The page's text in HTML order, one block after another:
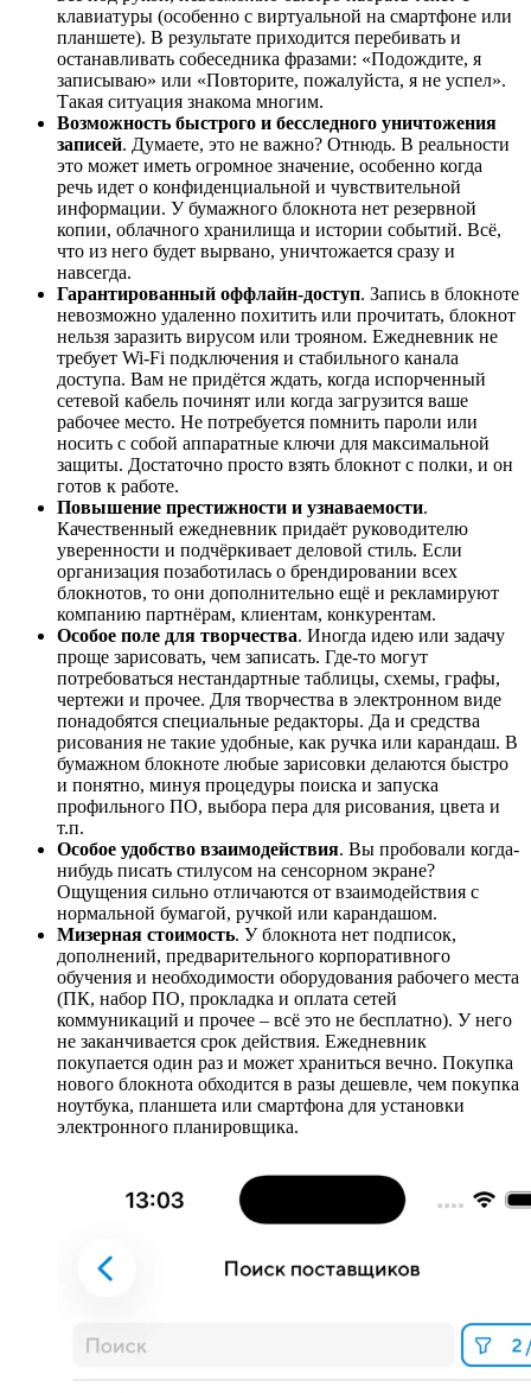
клавиатуры (особенно с виртуальной на смартфоне или
планшете). В результате приходится перебивать и
останавливать собеседника фразами: «Подождите, я
записываю» или «Повторите, пожалуйста, я не успел».
Такая ситуация знакома многим.
Возможность быстрого и бесследного уничтожения
записей. Думаете, это не важно? Отнюдь. В реальности
это может иметь огромное значение, особенно когда
речь идет о конфиденциальной и чувствительной
информации. У бумажного блокнота нет резервной
копии, облачного хранилища и истории событий. Всё,
что из него будет вырвано, уничтожается сразу и
навсегда.
Гарантированный оффлайн-доступ. Запись в блокноте
невозможно удаленно похитить или прочитать, блокнот
нельзя заразить вирусом или трояном. Ежедневник не
требует Wi-Fi подключения и стабильного канала
доступа. Вам не придётся ждать, когда испорченный
сетевой кабель починят или когда загрузится ваше
рабочее место. Не потребуется помнить пароли или
носить с собой аппаратные ключи для максимальной
защиты. Достаточно просто взять блокнот с полки, и он
готов к работе.
Повышение престижности и узнаваемости.
Качественный ежедневник придаёт руководителю
уверенности и подчёркивает деловой стиль. Если
организация позаботилась о брендировании всех
блокнотов, то они дополнительно ещё и рекламируют
компанию партнёрам, клиентам, конкурентам.
Особое поле для творчества. Иногда идею или задачу
проще зарисовать, чем записать. Где-то могут
потребоваться нестандартные таблицы, схемы, графы,
чертежи и прочее. Для творчества в электронном виде
понадобятся специальные редакторы. Да и средства
рисования не такие удобные, как ручка или карандаш. В
бумажном блокноте любые зарисовки делаются быстро
и понятно, минуя процедуры поиска и запуска
профильного ПО, выбора пера для рисования, цвета и
т.п.
Особое удобство взаимодействия. Вы пробовали когда-
нибудь писать стилусом на сенсорном экране?
Ощущения сильно отличаются от взаимодействия с
нормальной бумагой, ручкой или карандашом.
Мизерная стоимость. У блокнота нет подписок,
дополнений, предварительного корпоративного
обучения и необходимости оборудования рабочего места
(ПК, набор ПО, прокладка и оплата сетей
коммуникаций и прочее – всё это не бесплатно). У него
не заканчивается срок действия. Ежедневник
покупается один раз и может храниться вечно. Покупка
нового блокнота обходится в разы дешевле, чем покупка
ноутбука, планшета или смартфона для установки
электронного планировщика.